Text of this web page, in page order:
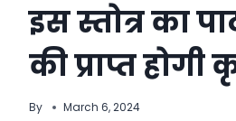
इस स्तोत्र का
की प्राप्त होगी
By March 6, 2024